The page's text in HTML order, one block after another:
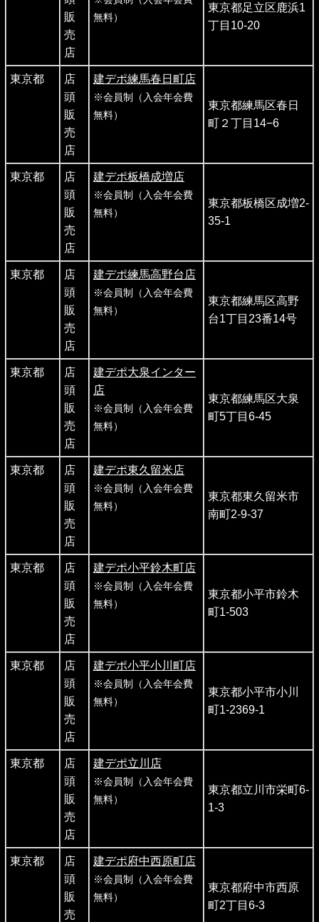
販
売
店
無料）
東京都足立区鹿浜1
丁目10-20
東京都
店
頭
販
売
店
建デポ練馬春日町店
※会員制（入会年会費
無料）
東京都練馬区春日
町２丁目14−6
東京都
店
頭
販
売
店
建デポ板橋成増店
※会員制（入会年会費
無料）
東京都板橋区成増2-
35-1
東京都
店
頭
販
売
店
建デポ練馬高野台店
※会員制（入会年会費
無料）
東京都練馬区高野
台1丁目23番14号
東京都
店
頭
販
売
店
建デポ大泉インター
店
※会員制（入会年会費
無料）
東京都練馬区大泉
町5丁目6-45
東京都
店
頭
販
売
店
建デポ東久留米店
※会員制（入会年会費
無料）
東京都東久留米市
南町2-9-37
東京都
店
頭
販
売
店
建デポ小平鈴木町店
※会員制（入会年会費
無料）
東京都小平市鈴木
町1-503
東京都
店
頭
販
売
店
建デポ小平小川町店
※会員制（入会年会費
無料）
東京都小平市小川
町1-2369-1
東京都
店
頭
販
売
店
建デポ立川店
※会員制（入会年会費
無料）
東京都立川市栄町6-
1-3
東京都
店
頭
販
売
建デポ府中西原町店
※会員制（入会年会費
無料）
東京都府中市西原
町2丁目6-3